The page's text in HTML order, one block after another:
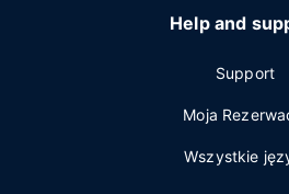
Help and
Support
Moja
Wszystkie